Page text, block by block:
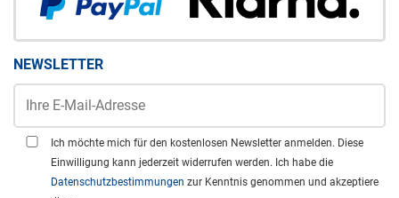
NEWSLETTER
Ich möchte mich für den kostenlosen Newsletter anmelden. Diese
Einwilligung kann jederzeit widerrufen werden. Ich habe die
Datenschutzbestimmungen zur Kenntnis genommen und akzeptiere